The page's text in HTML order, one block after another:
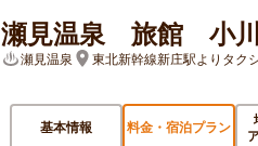
瀬見温泉 旅館 小川
瀬見温泉 東北新幹線新庄駅よりタク
基本情報 料金・宿泊プラン